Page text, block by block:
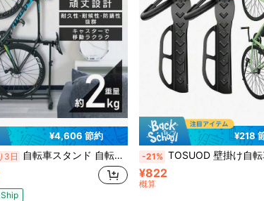
¥4,606 節約
3日 自転車スタンド 自転車 スタンド ロードバイク クロスバイク マウンテンバイク 自転車スタンド縦 サイクルスタンド 縦 屋外 自転車立て バイクスタンド 頑丈
¥218
-21% TOSUOD 壁掛け自転車ラック、家庭用壁掛け自転車ハンガー、頑丈で安定した自転車吊り下げラック、省スペースの室内収納スタンド、マウンテンバイク、ロードバイク、折りたたみ自転車に対応、簡単設置 滑り止め壁取り付け
¥822
概算